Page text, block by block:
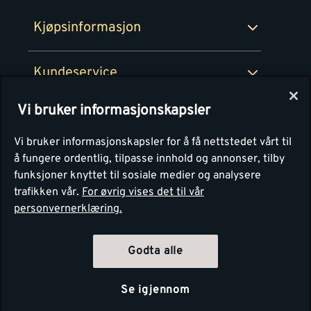
Kjøpsinformasjon
Kundeservice
Montér
Personvern
Vi bruker informasjonskapsler
Vi bruker informasjonskapsler for å få nettstedet vårt til
å fungere ordentlig, tilpasse innhold og annonser, tilby
funksjoner knyttet til sosiale medier og analysere
trafikken vår. For øvrig vises det til vår
personvernerklæring.
Godta alle
Se igjennom